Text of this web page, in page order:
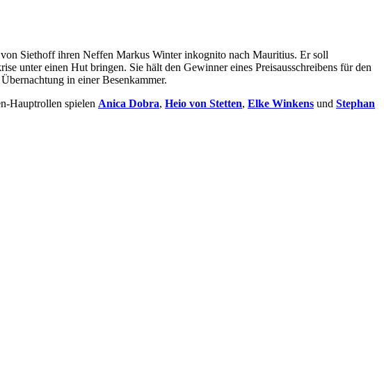
Siethoff ihren Neffen Markus Winter inkognito nach Mauritius. Er soll
unter einen Hut bringen. Sie hält den Gewinner eines Preisausschreibens für den
in einer Besenkammer.
Hauptrollen spielen Anica Dobra, Heio von Stetten, Elke Winkens und Stephan